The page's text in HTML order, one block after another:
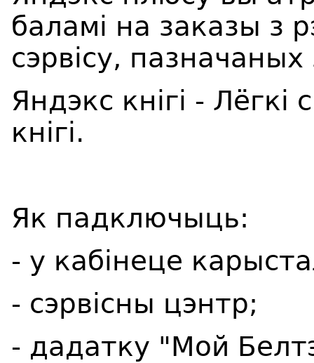
баламі на заказы з
сэрвісу,
Яндэкс кнігі - Лёгкі
кнігі.
Як падключыць:
- у кабінеце
- сэрвісны цэнтр;
- дадатку "Мой